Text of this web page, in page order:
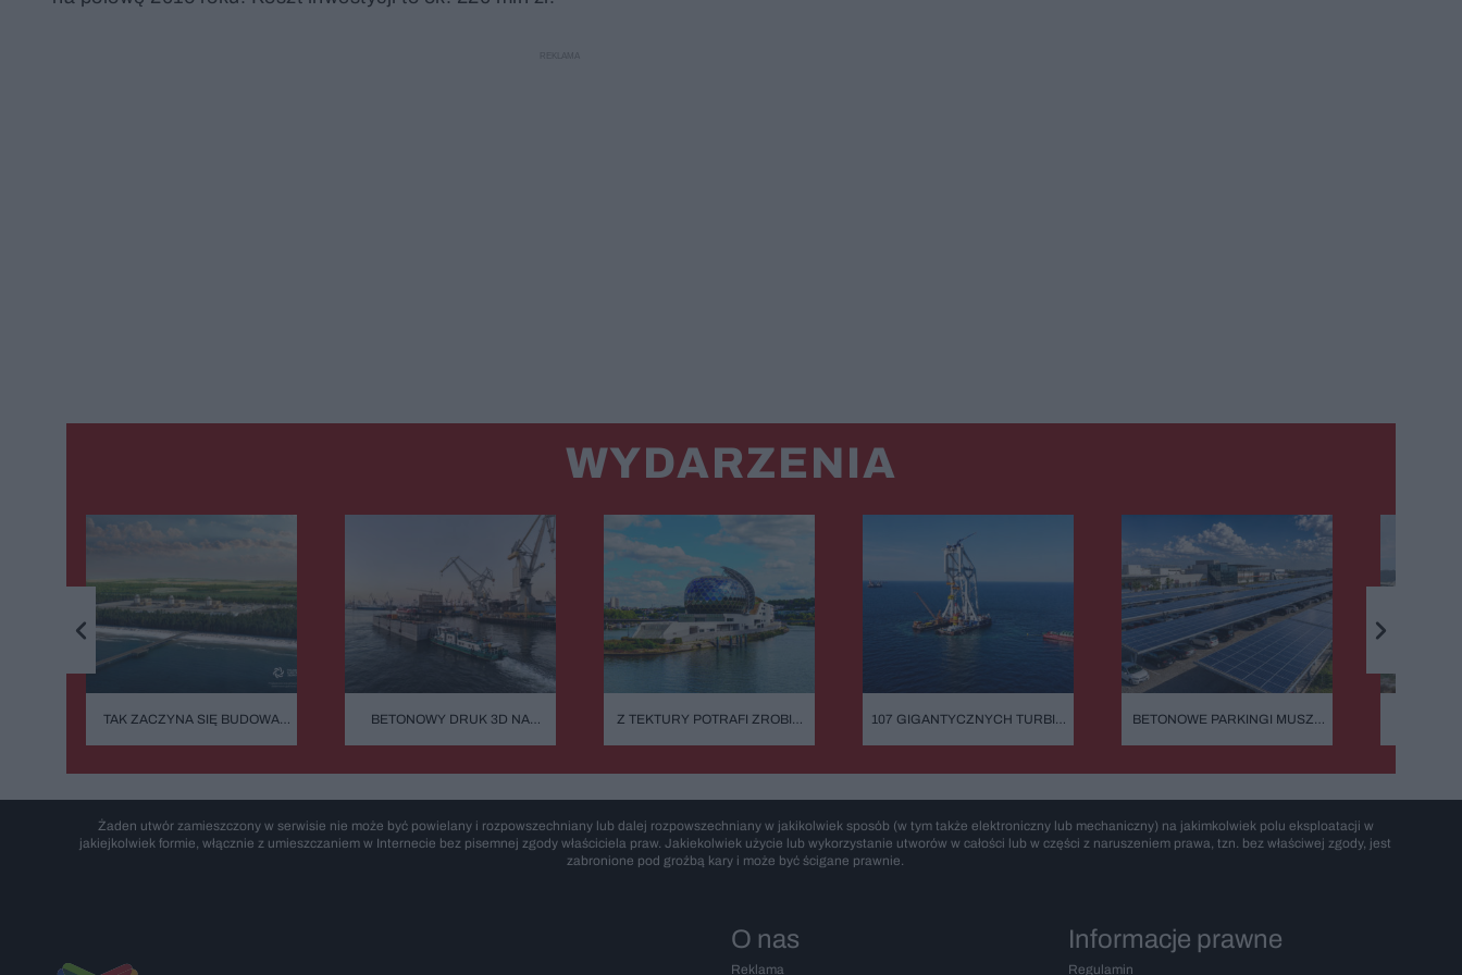
WYDARZENIA
TAK ZACZYNA SIĘ BUDOWA
POLSKIEGO ATOMU
BETONOWY DRUK 3D NA
Z TEKTURY POTRAFI ZROBIĆ
ARCHITEKT SUPERSTAR
ROZCZAROWANY MOIM
ZAWODEM"
107 GIGANTYCZNYCH TURBIN
BETONOWE PARKINGI MUSZĄ
Żaden utwór zamieszczony w serwisie nie może być powielany i rozpowszechniany lub dalej rozpowszechniany w jakikolwiek sposób (w tym także elektroniczny lub mechaniczny) na jakimkolwiek polu eksploatacji w
jakiejkolwiek formie, włącznie z umieszczaniem w Internecie bez pisemnej zgody właściciela praw. Jakiekolwiek użycie lub wykorzystanie utworów w całości lub w części z naruszeniem prawa, tzn. bez właściwej zgody, jest
zabronione pod groźbą kary i może być ścigane prawnie.
O nas
Reklama
Informacje prawne
Regulamin